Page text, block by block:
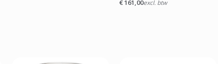
€161,00excl. btw